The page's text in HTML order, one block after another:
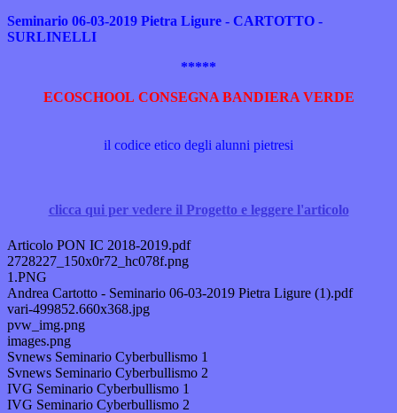
Seminario 06-03-2019 Pietra Ligure - CARTOTTO -
SURLINELLI
*****
ECOSCHOOL CONSEGNA BANDIERA VERDE
il codice etico degli alunni pietresi
clicca qui per vedere il Progetto e leggere l'articolo
Articolo PON IC 2018-2019.pdf
2728227_150x0r72_hc078f.png
1.PNG
Andrea Cartotto - Seminario 06-03-2019 Pietra Ligure (1).pdf
vari-499852.660x368.jpg
pvw_img.png
images.png
Svnews Seminario Cyberbullismo 1
Svnews Seminario Cyberbullismo 2
IVG Seminario Cyberbullismo 1
IVG Seminario Cyberbullismo 2